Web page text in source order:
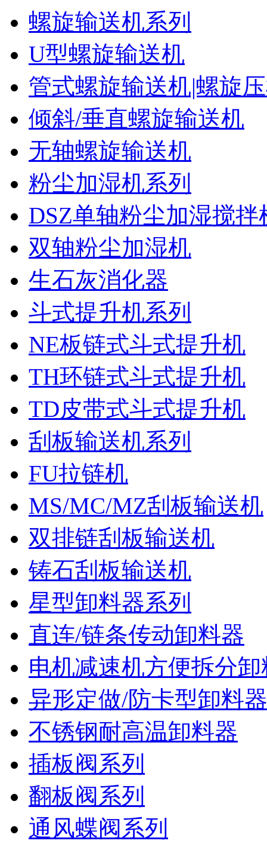
螺旋输送机系列
U型螺旋输送机
管式螺旋输送机|螺旋
倾斜/垂直螺旋输送机
无轴螺旋输送机
粉尘加湿机系列
DSZ单轴粉尘加湿搅拌
双轴粉尘加湿机
生石灰消化器
斗式提升机系列
NE板链式斗式提升机
TH环链式斗式提升机
TD皮带式斗式提升机
刮板输送机系列
FU拉链机
MS/MC/MZ刮板输送机
双排链刮板输送机
铸石刮板输送机
星型卸料器系列
直连/链条传动卸料器
电机减速机方便拆分卸
异形定做/防卡型卸料器
不锈钢耐高温卸料器
插板阀系列
翻板阀系列
通风蝶阀系列